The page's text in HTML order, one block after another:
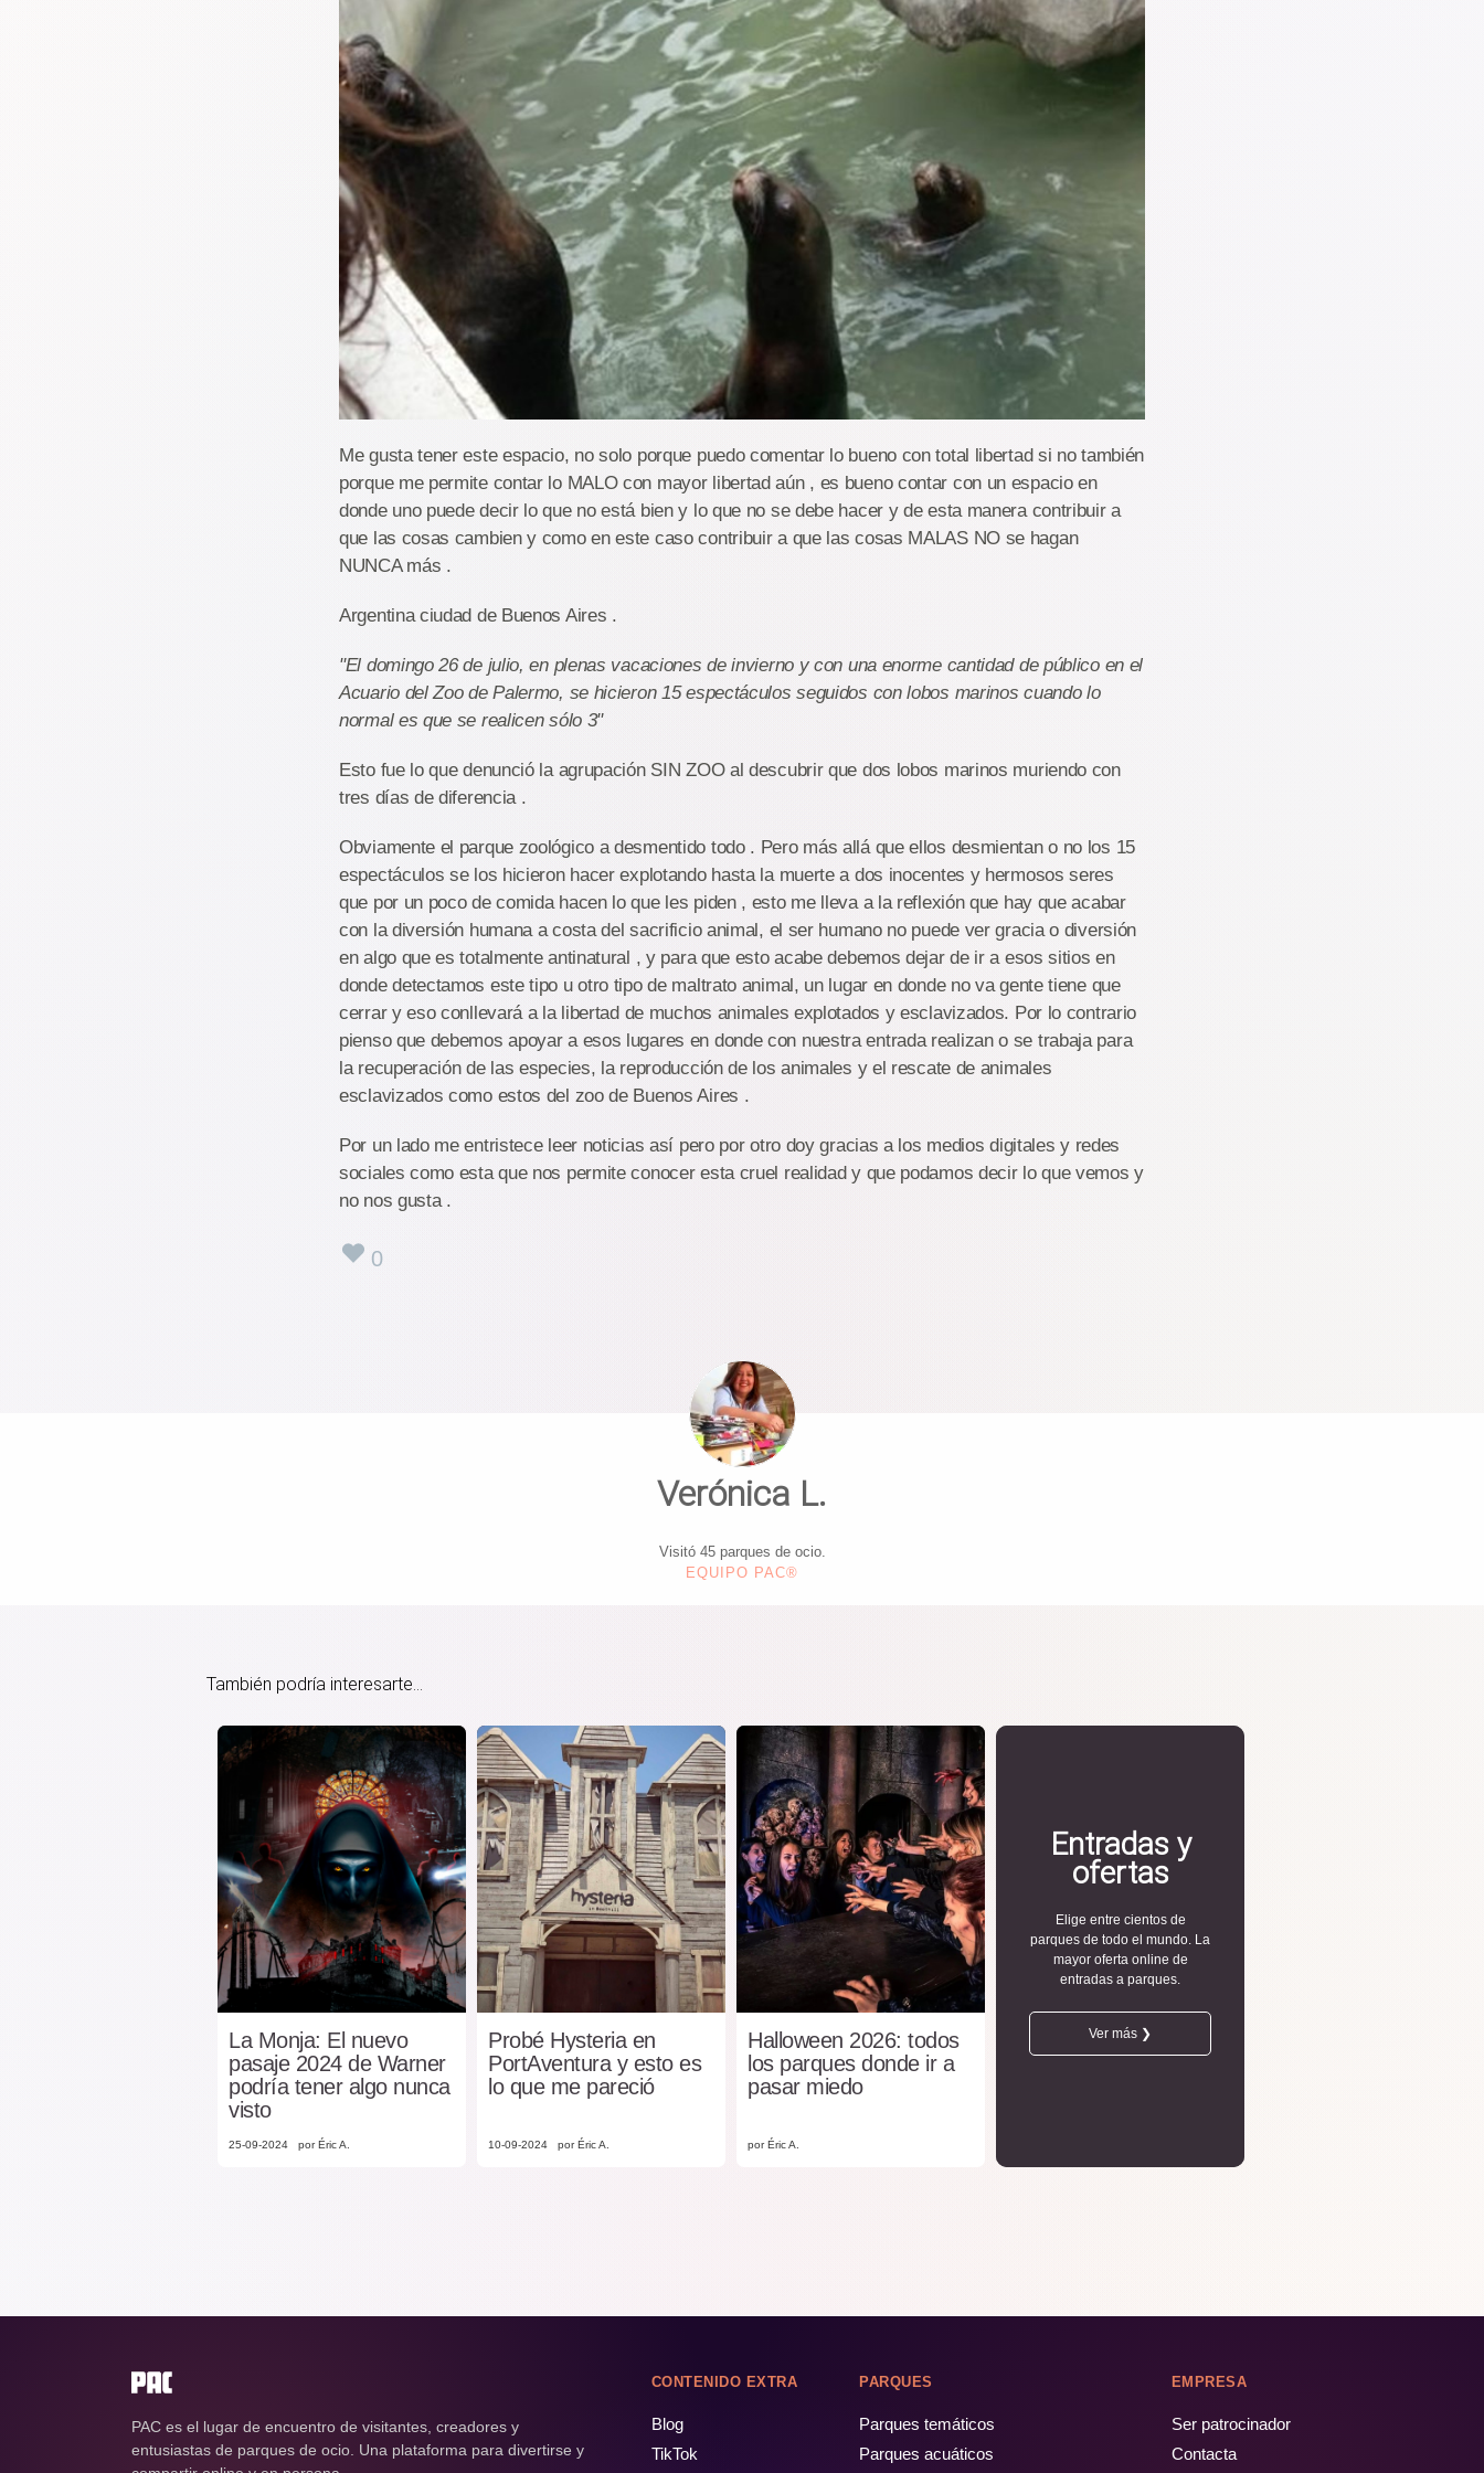
Me gusta tener este espacio, no solo porque puedo comentar lo bueno con total libertad si no también
porque me permite contar lo MALO con mayor libertad aún , es bueno contar con un espacio en
donde uno puede decir lo que no está bien y lo que no se debe hacer y de esta manera contribuir a
que las cosas cambien y como en este caso contribuir a que las cosas MALAS NO se hagan
NUNCA más .
Argentina ciudad de Buenos Aires .
"El domingo 26 de julio, en plenas vacaciones de invierno y con una enorme cantidad de público en el
Acuario del Zoo de Palermo, se hicieron 15 espectáculos seguidos con lobos marinos cuando lo
normal es que se realicen sólo 3"
Esto fue lo que denunció la agrupación SIN ZOO al descubrir que dos lobos marinos muriendo con
tres días de diferencia .
Obviamente el parque zoológico a desmentido todo . Pero más allá que ellos desmientan o no los 15
espectáculos se los hicieron hacer explotando hasta la muerte a dos inocentes y hermosos seres
que por un poco de comida hacen lo que les piden , esto me lleva a la reflexión que hay que acabar
con la diversión humana a costa del sacrificio animal, el ser humano no puede ver gracia o diversión
en algo que es totalmente antinatural , y para que esto acabe debemos dejar de ir a esos sitios en
donde detectamos este tipo u otro tipo de maltrato animal, un lugar en donde no va gente tiene que
cerrar y eso conllevará a la libertad de muchos animales explotados y esclavizados. Por lo contrario
pienso que debemos apoyar a esos lugares en donde con nuestra entrada realizan o se trabaja para
la recuperación de las especies, la reproducción de los animales y el rescate de animales
esclavizados como estos del zoo de Buenos Aires .
Por un lado me entristece leer noticias así pero por otro doy gracias a los medios digitales y redes
sociales como esta que nos permite conocer esta cruel realidad y que podamos decir lo que vemos y
no nos gusta .
0
Verónica L.
Visitó 45 parques de ocio.
EQUIPO PAC®
También podría interesarte...
La Monja: El nuevo
pasaje 2024 de Warner
podría tener algo nunca
visto
25-09-2024 por Éric A.
Probé Hysteria en
PortAventura y esto es
lo que me pareció
10-09-2024 por Éric A.
Halloween 2026: todos
los parques donde ir a
pasar miedo
por Éric A.
Entradas y
ofertas
Elige entre cientos de
parques de todo el mundo. La
mayor oferta online de
entradas a parques.
Ver más ❯
PAC es el lugar de encuentro de visitantes, creadores y
entusiastas de parques de ocio. Una plataforma para divertirse y
CONTENIDO EXTRA
Blog
TikTok
PARQUES
Parques temáticos
Parques acuáticos
EMPRESA
Ser patrocinador
Contacta